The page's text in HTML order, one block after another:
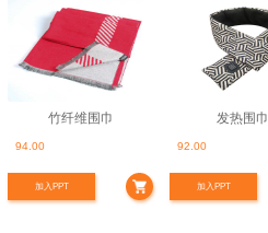
竹纤维围巾
94.00
加入PPT
发热围巾
92.00
加入PPT